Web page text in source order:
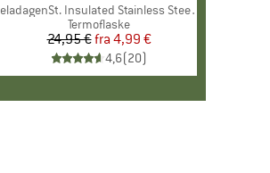
Insulated Stainless Steel Bottle 500
Produktgruppe
Termoflaske
Pris
24,95 € Nedsat pris
fra 4,99 €
4,6(20)